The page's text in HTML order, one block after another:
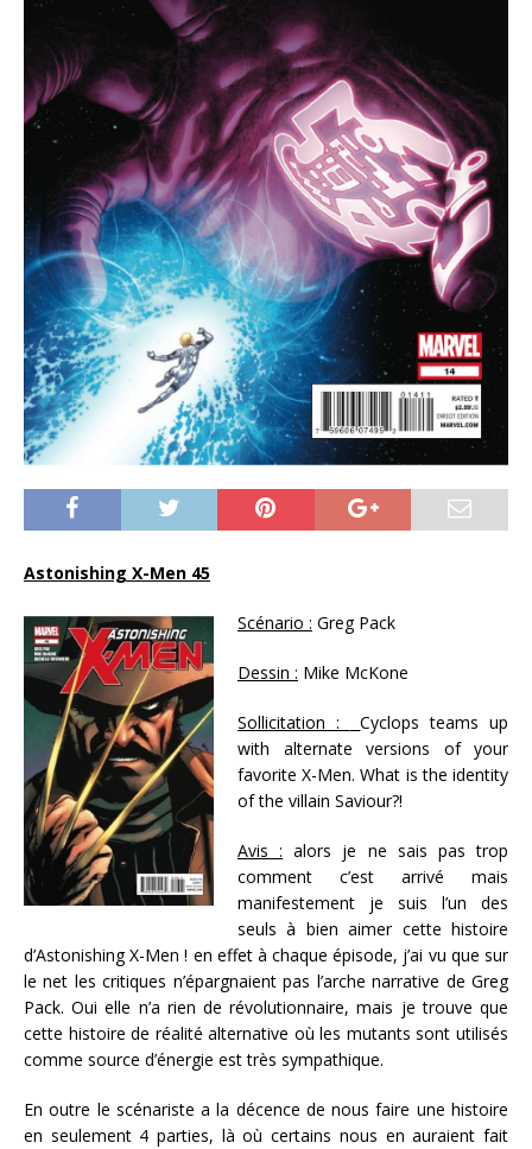
Astonishing X-Men 45
Scénario : Greg Pack
Dessin : Mike McKone
Sollicitation :
Cyclops teams up
with alternate versions of your
favorite X-Men. What is the identity
of the villain Saviour?!
Avis : alors je ne sais pas trop
comment c’est arrivé mais
manifestement je suis l’un des
seuls à bien aimer cette histoire
d’Astonishing X-Men ! en effet à chaque épisode, j’ai vu que sur
le net les critiques n’épargnaient pas l’arche narrative de Greg
Pack. Oui elle n’a rien de révolutionnaire, mais je trouve que
cette histoire de réalité alternative où les mutants sont utilisés
comme source d’énergie est très sympathique.
En outre le scénariste a la décence de nous faire une histoire
en seulement 4 parties, là où certains nous en auraient fait